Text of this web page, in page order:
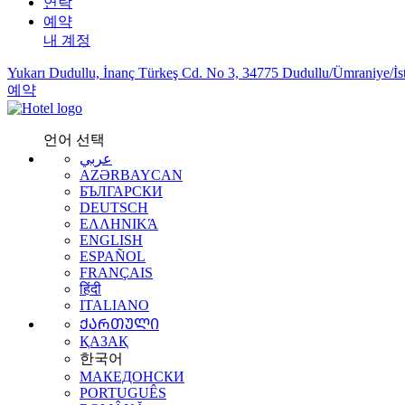
예약
내 계정
Yukarı Dudullu, İnanç Türkeş Cd. No 3, 34775 Dudullu/Ümraniye/
예약
언어 선택
عربي
AZƏRBAYCAN
БЪЛГАРСКИ
DEUTSCH
ΕΛΛΗΝΙΚΆ
ENGLISH
ESPAÑOL
FRANÇAIS
हिंदी
ITALIANO
ᲥᲐᲠᲗᲣᲚᲘ
ҚАЗАҚ
한국어
МАКЕДОНСКИ
PORTUGUÊS